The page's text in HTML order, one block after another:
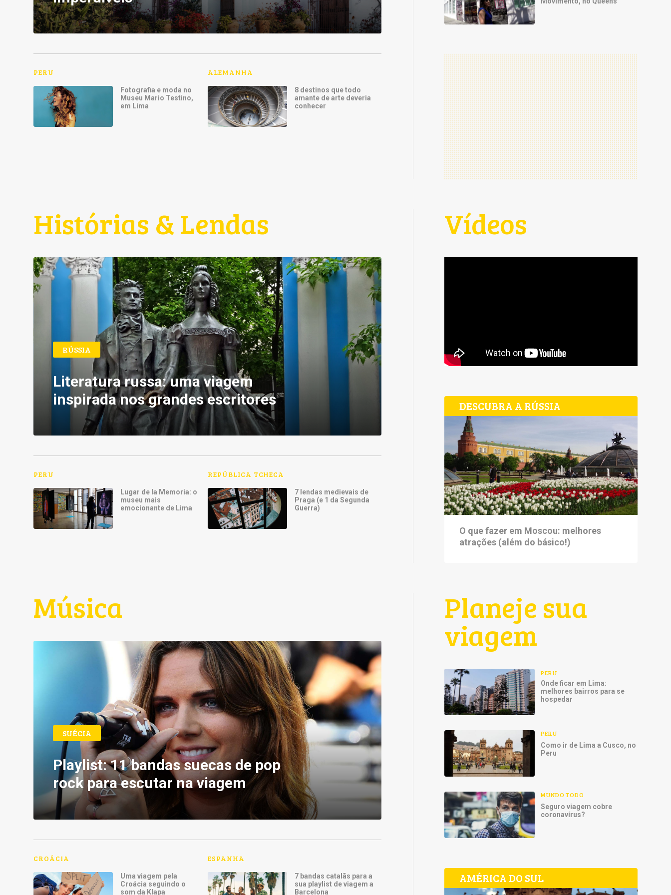
PERU
Fotografia e moda no
Museu Mario Testino,
em Lima
ALEMANHA
8 destinos que todo
amante de arte deveria
conhecer
Histórias & Lendas
RÚSSIA
Literatura russa: uma viagem
inspirada nos grandes escritores
PERU
Lugar de la Memoria: o
museu mais
emocionante de Lima
REPÚBLICA TCHECA
7 lendas medievais de
Praga (e 1 da Segunda
Guerra)
Vídeos
DESCUBRA A RÚSSIA
O que fazer em Moscou: melhores
atrações (além do básico!)
Música
SUÉCIA
Playlist: 11 bandas suecas de pop
rock para escutar na viagem
CROÁCIA
Uma viagem pela
Croácia seguindo o
som da Klapa
ESPANHA
7 bandas catalãs para a
sua playlist de viagem a
Barcelona
Planeje sua
viagem
PERU
Onde ficar em Lima:
melhores bairros para se
hospedar
PERU
Como ir de Lima a Cusco, no
Peru
MUNDO TODO
Seguro viagem cobre
coronavírus?
AMÉRICA DO SUL